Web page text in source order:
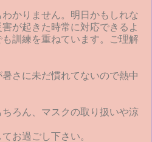
かりません。明日かもしれな
が起きた時常に対応できるよ
訓練を重ねています。ご理解
さに未だ慣れてないので熱中
ろん、マスクの取り扱いや涼
お過ごし下さい。